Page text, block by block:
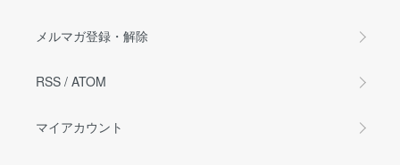
メルマガ登録・解除
RSS / ATOM
マイアカウント